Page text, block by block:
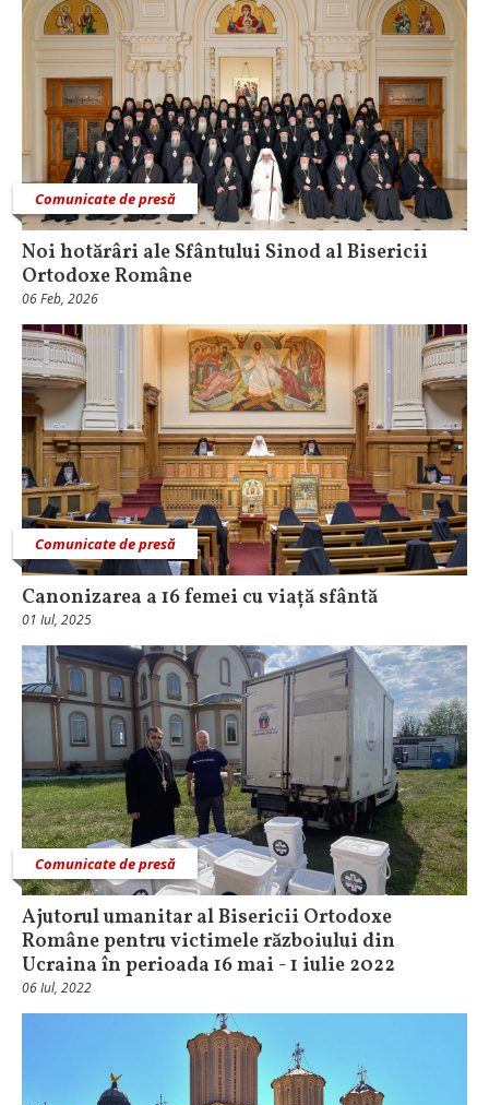
Comunicate de presă
Noi hotărâri ale Sfântului Sinod al Bisericii
Ortodoxe Române
06 Feb, 2026
Comunicate de presă
Canonizarea a 16 femei cu viață sfântă
01 Iul, 2025
Comunicate de presă
Ajutorul umanitar al Bisericii Ortodoxe
Române pentru victimele războiului din
Ucraina în perioada 16 mai - 1 iulie 2022
06 Iul, 2022